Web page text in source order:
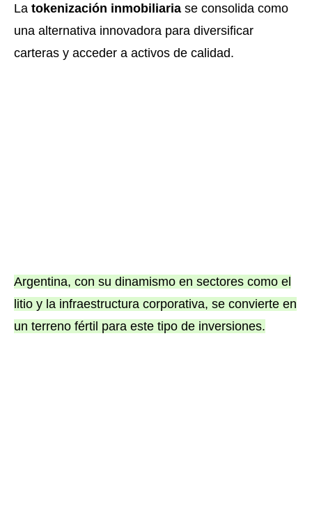
La tokenización inmobiliaria se consolida como
una alternativa innovadora para diversificar
carteras y acceder a activos de calidad.
Argentina, con su dinamismo en sectores como el
litio y la infraestructura corporativa, se convierte en
un terreno fértil para este tipo de inversiones.